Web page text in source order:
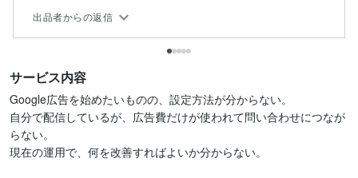
出品者からの返信
サービス内容
Google広告を始めたいものの、設定方法が分からない。
自分で配信しているが、広告費だけが使われて問い合わせにつなが
らない。
現在の運用で、何を改善すればよいか分からない。